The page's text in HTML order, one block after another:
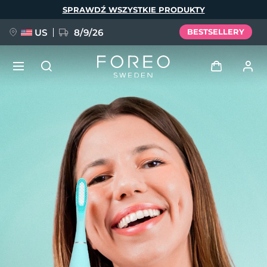
SPRAWDŹ WSZYSTKIE PRODUKTY
US 8/9/26 BESTSELLERY
Profil użytkownika
Moje urządzenia
Moje zamówienia
Moje adresy
Moje subskrypcje
FAQ™ Pure Beauty-Tech Elixir
BREAKING NEWS
issa™ Teeth Whitening Set
Deutsch
Español
Français
Italiano
Português
Svenska
Русский
简体中文 繁體中文